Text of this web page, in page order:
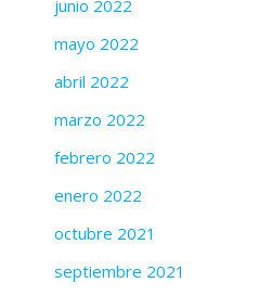
junio 2022
mayo 2022
abril 2022
marzo 2022
febrero 2022
enero 2022
octubre 2021
septiembre 2021